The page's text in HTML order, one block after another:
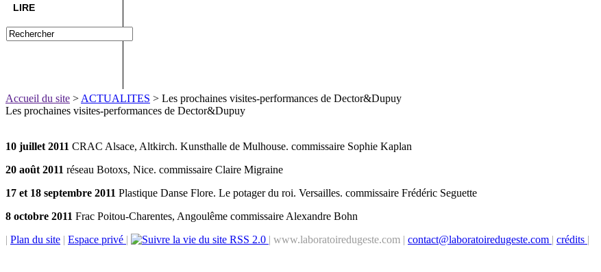
LIRE
Accueil du site > ACTUALITES > Les prochaines visites-performances de Dector&Dupuy
Les prochaines visites-performances de Dector&Dupuy
10 juillet 2011 CRAC Alsace, Altkirch. Kunsthalle de Mulhouse. commissaire Sophie Kaplan
20 août 2011 réseau Botoxs, Nice. commissaire Claire Migraine
17 et 18 septembre 2011 Plastique Danse Flore. Le potager du roi. Versailles. commissaire Frédéric Seguette
8 octobre 2011 Frac Poitou-Charentes, Angoulême commissaire Alexandre Bohn
| Plan du site | Espace privé | RSS 2.0 | www.laboratoiredugeste.com | contact@laboratoiredugeste.com | crédits |